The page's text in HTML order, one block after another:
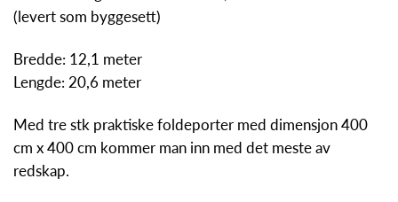
(levert som byggesett)
Bredde: 12,1 meter
Lengde: 20,6 meter
Med tre stk praktiske foldeporter med dimensjon 400
cm x 400 cm kommer man inn med det meste av
redskap.